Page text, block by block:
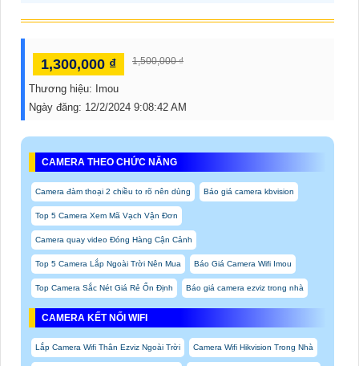
1,300,000 ₫ 1,500,000 ₫
Thương hiệu: Imou
Ngày đăng: 12/2/2024 9:08:42 AM
CAMERA THEO CHỨC NĂNG
Camera đàm thoại 2 chiều to rõ nên dùng Báo giá camera kbvision
Top 5 Camera Xem Mã Vạch Vận Đơn
Camera quay video Đóng Hàng Cận Cảnh
Top 5 Camera Lắp Ngoài Trời Nên Mua Báo Giá Camera Wifi Imou
Top Camera Sắc Nét Giá Rẻ Ổn Định Báo giá camera ezviz trong nhà
CAMERA KẾT NỐI WIFI
Lắp Camera Wifi Thân Ezviz Ngoài Trời Camera Wifi Hikvision Trong Nhà